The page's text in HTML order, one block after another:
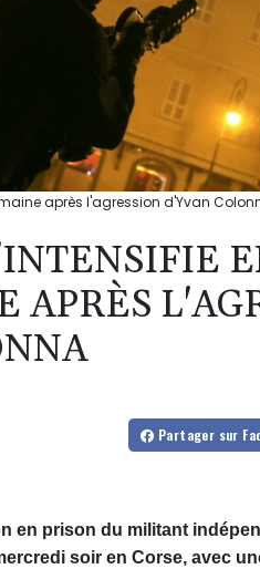
après l'agression d'Yvan
APRÈS
Partager sur
en prison du militant
soir en Corse, avec